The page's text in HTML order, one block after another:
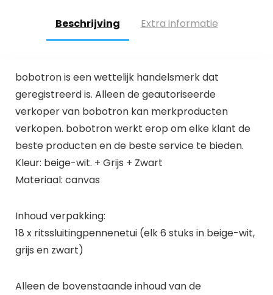
Beschrijving Extra informatie
bobotron is een wettelijk handelsmerk dat
geregistreerd is. Alleen de geautoriseerde
verkoper van bobotron kan merkproducten
verkopen. bobotron werkt erop om elke klant de
beste producten en de beste service te bieden.
Kleur: beige-wit. + Grijs + Zwart
Materiaal: canvas
Inhoud verpakking:
18 x ritssluitingpennenetui (elk 6 stuks in beige-wit,
grijs en zwart)
Alleen de bovenstaande inhoud van de